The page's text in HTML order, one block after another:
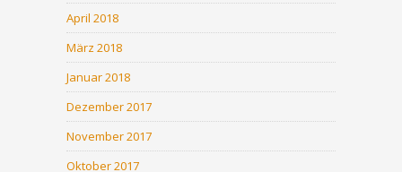
April 2018
März 2018
Januar 2018
Dezember 2017
November 2017
Oktober 2017